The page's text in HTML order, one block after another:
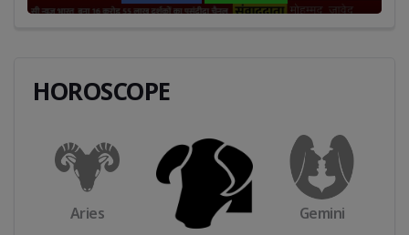
HOROSCOPE
Aries Gemini